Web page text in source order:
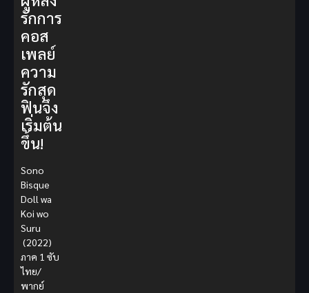
รักการ
คอส
เพลย์
ความ
รักสุด
ฟินจึง
เริ่มต้น
ขึ้น!
Sono
Bisque
Doll wa
Koi wo
Suru
(2022)
ภาค 1 ซับ
ไทย/
พากย์